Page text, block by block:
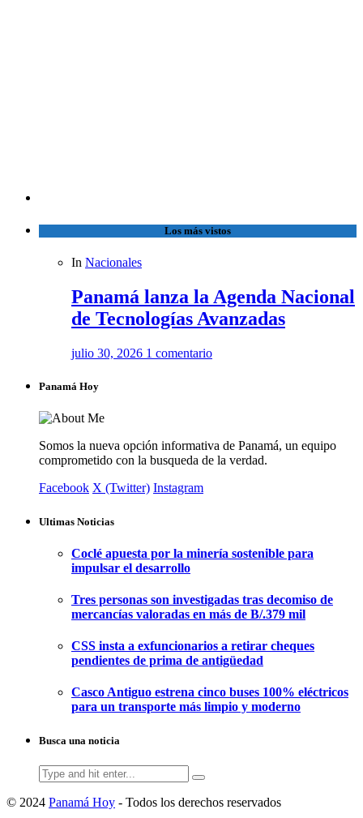
Los más vistos
In Nacionales
Panamá lanza la Agenda Nacional
de Tecnologías Avanzadas
julio 30, 2026 1 comentario
Panamá Hoy
Somos la nueva opción informativa de Panamá, un equipo
comprometido con la busqueda de la verdad.
Facebook X (Twitter) Instagram
Ultimas Noticias
Coclé apuesta por la minería sostenible para
impulsar el desarrollo
Tres personas son investigadas tras decomiso de
mercancías valoradas en más de B/.379 mil
CSS insta a exfuncionarios a retirar cheques
pendientes de prima de antigüedad
Casco Antiguo estrena cinco buses 100% eléctricos
para un transporte más limpio y moderno
Busca una noticia
Search
for:
© 2024 Panamá Hoy - Todos los derechos reservados